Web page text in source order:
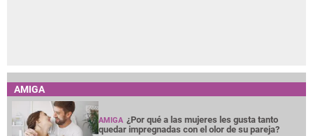
AMIGA
AMIGA ¿Por qué a las mujeres les gusta tanto
quedar impregnadas con el olor de su pareja?